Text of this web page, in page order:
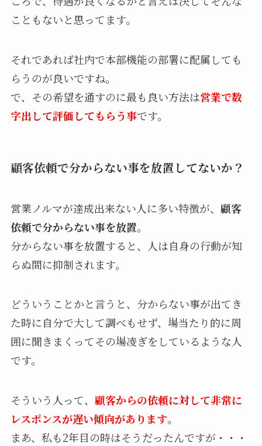
こともないと思ってます。
それであれば社内で本部機能の部署に配属しても
らうのが良いですね。
で、その希望を通すのに最も良い方法は営業で数
字出して評価してもらう事です。
顧客依頼で分からない事を放置してないか？
営業ノルマが達成出来ない人に多い特徴が、 顧客
依頼で分からない事を放置。
分からない事を放置すると、人は自身の行動が知
らぬ間に抑制されます。
どういうことかと言うと、分からない事が出てき
た時に自分で大して調べもせず、場当たり的に周
囲に聞きまくってその場凌ぎをしているような人
です。
そういう人って、 顧客からの依頼に対して非常に
レスポンスが遅い傾向があります。
まあ、私も2年目の時はそうだったんですが・・・